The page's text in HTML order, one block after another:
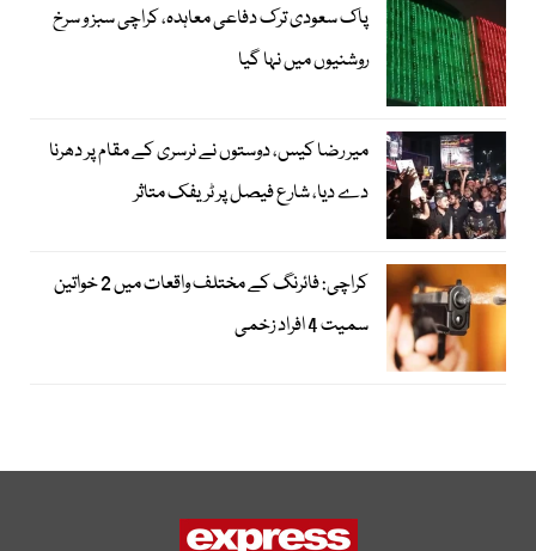
پاک سعودی ترک دفاعی معاہدہ، کراچی سبز و سرخ
روشنیوں میں نہا گیا
میر رضا کیس، دوستوں نے نرسری کے مقام پر دھرنا
دے دیا، شارع فیصل پر ٹریفک متاثر
کراچی: فائرنگ کے مختلف واقعات میں 2 خواتین
سمیت 4 افراد زخمی